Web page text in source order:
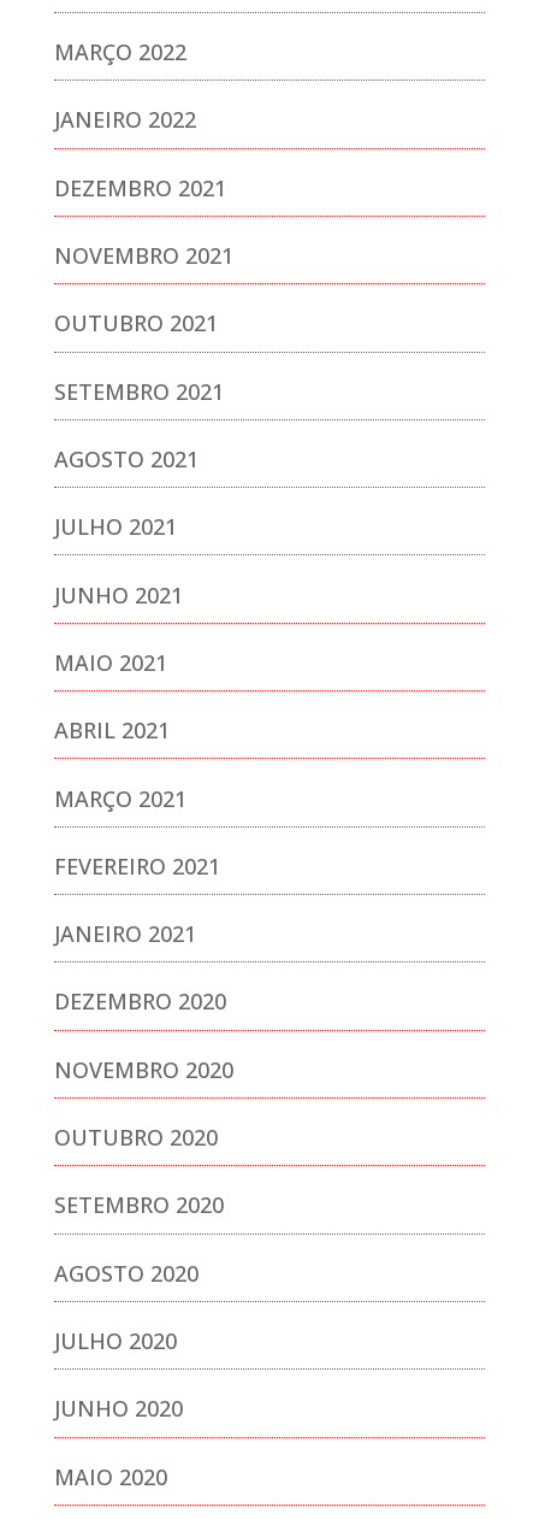
MARÇO 2022
JANEIRO 2022
DEZEMBRO 2021
NOVEMBRO 2021
OUTUBRO 2021
SETEMBRO 2021
AGOSTO 2021
JULHO 2021
JUNHO 2021
MAIO 2021
ABRIL 2021
MARÇO 2021
FEVEREIRO 2021
JANEIRO 2021
DEZEMBRO 2020
NOVEMBRO 2020
OUTUBRO 2020
SETEMBRO 2020
AGOSTO 2020
JULHO 2020
JUNHO 2020
MAIO 2020